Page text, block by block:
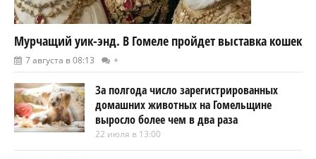
Мурчащий уик-энд. В Гомеле пройдет выставка кошек
7 августа в 08:13 +
За полгода число зарегистрированных
домашних животных на Гомельщине
выросло более чем в два раза
22 июля в 13:00